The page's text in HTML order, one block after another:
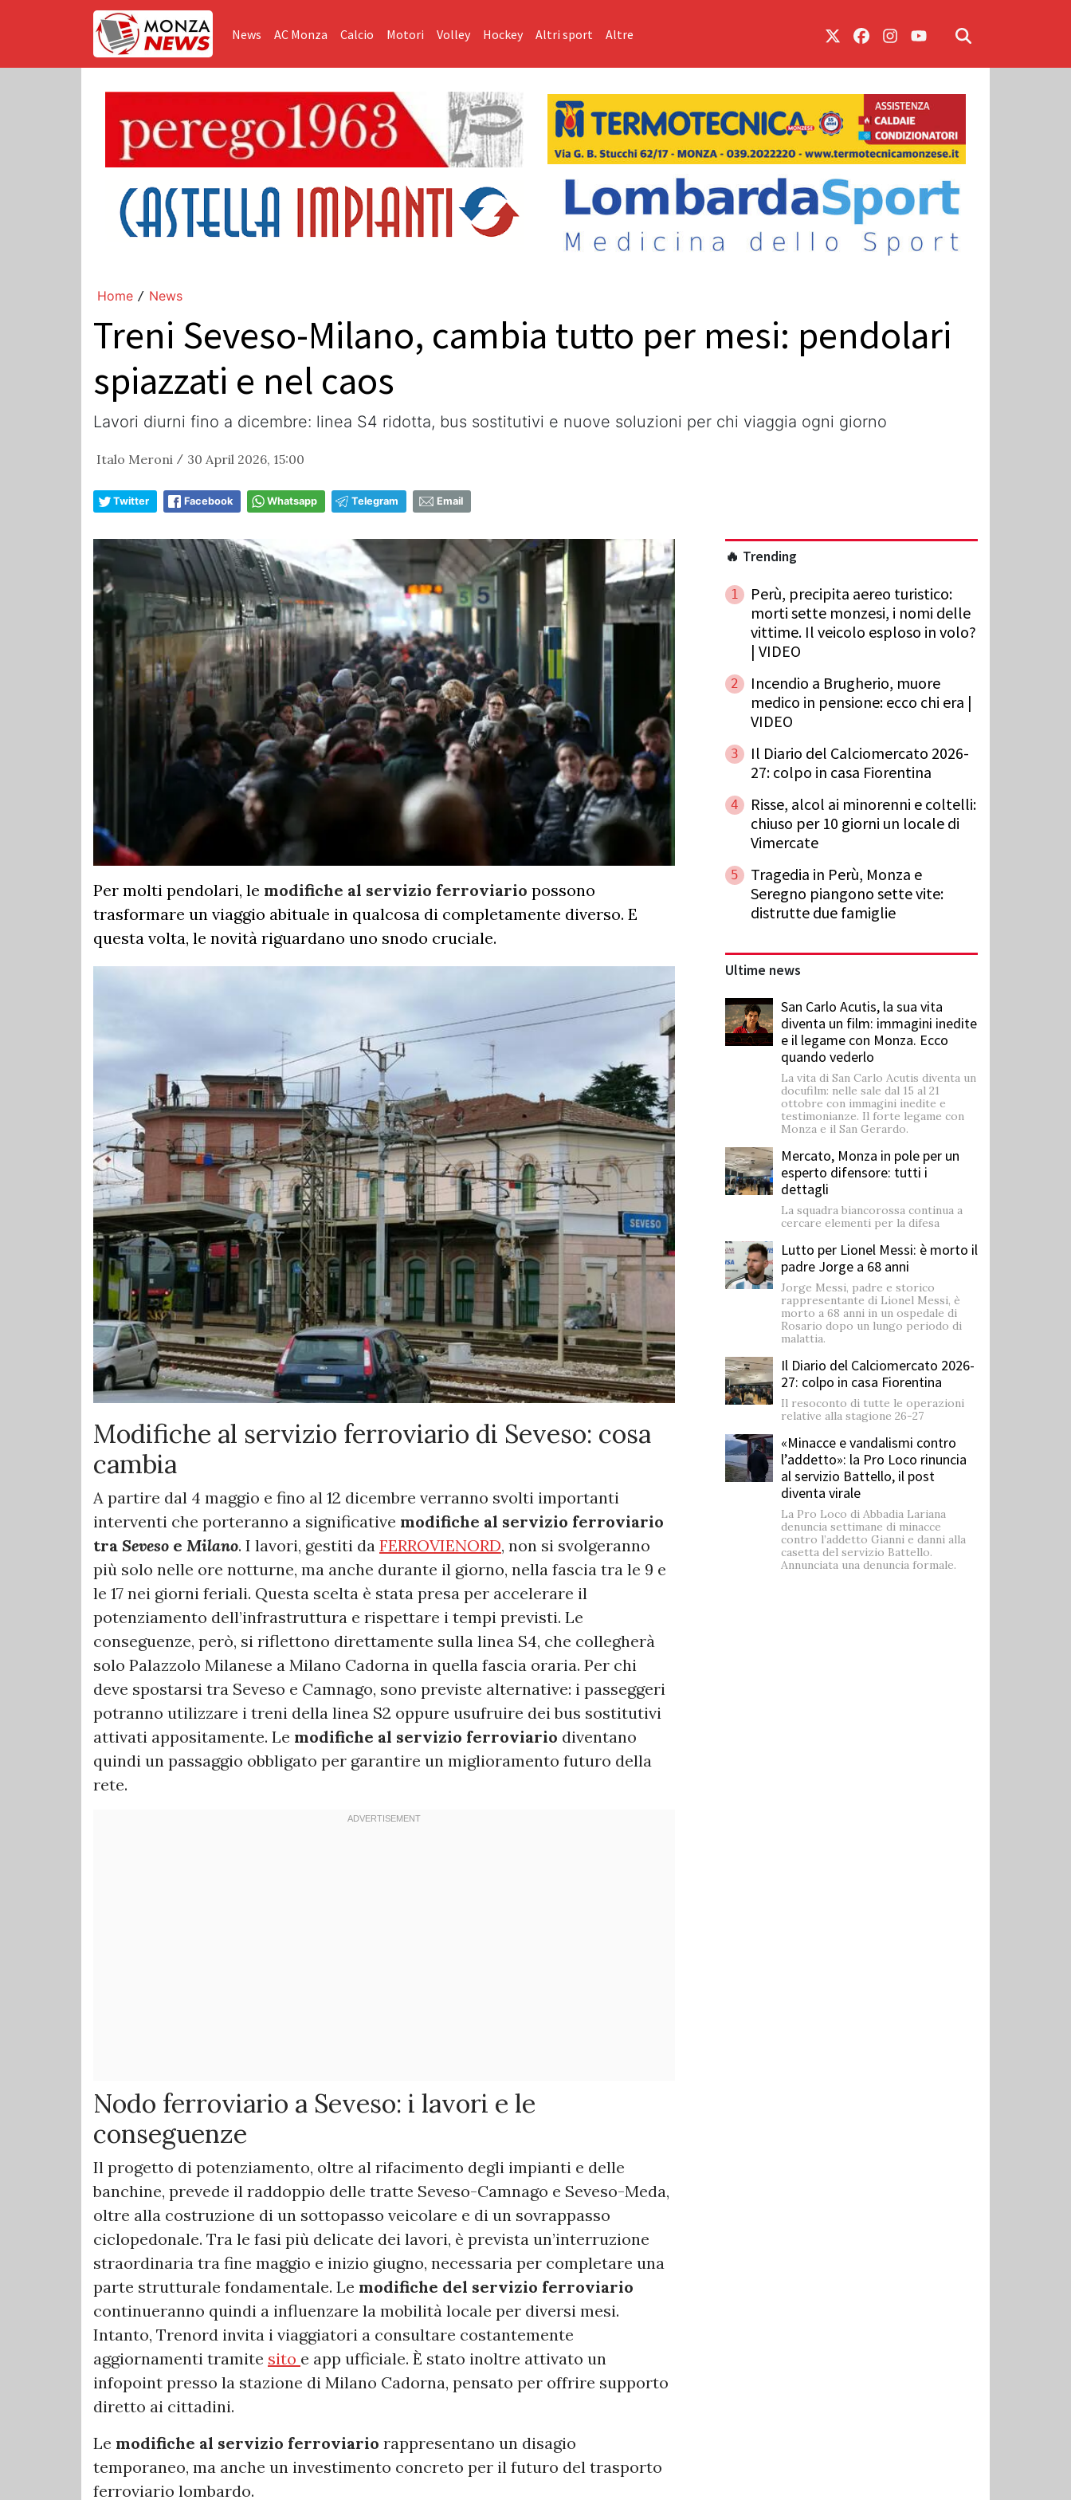
News AC Monza Calcio Motori Volley Hockey Altri sport Altre
Home / News
Treni Seveso-Milano, cambia tutto per mesi: pendolari
spiazzati e nel caos
Lavori diurni fino a dicembre: linea S4 ridotta, bus sostitutivi e nuove soluzioni per chi viaggia ogni giorno
Italo Meroni / 30 April 2026, 15:00
Twitter Facebook Whatsapp Telegram Email
Per molti pendolari, le modifiche al servizio ferroviario possono
trasformare un viaggio abituale in qualcosa di completamente diverso. E
questa volta, le novità riguardano uno snodo cruciale.
Modifiche al servizio ferroviario di Seveso: cosa
cambia
A partire dal 4 maggio e fino al 12 dicembre verranno svolti importanti
interventi che porteranno a significative modifiche al servizio ferroviario
tra Seveso e Milano. I lavori, gestiti da FERROVIENORD, non si svolgeranno
più solo nelle ore notturne, ma anche durante il giorno, nella fascia tra le 9 e
le 17 nei giorni feriali. Questa scelta è stata presa per accelerare il
potenziamento dell’infrastruttura e rispettare i tempi previsti. Le
conseguenze, però, si riflettono direttamente sulla linea S4, che collegherà
solo Palazzolo Milanese a Milano Cadorna in quella fascia oraria. Per chi
deve spostarsi tra Seveso e Camnago, sono previste alternative: i passeggeri
potranno utilizzare i treni della linea S2 oppure usufruire dei bus sostitutivi
attivati appositamente. Le modifiche al servizio ferroviario diventano
quindi un passaggio obbligato per garantire un miglioramento futuro della
rete.
Nodo ferroviario a Seveso: i lavori e le
conseguenze
Il progetto di potenziamento, oltre al rifacimento degli impianti e delle
banchine, prevede il raddoppio delle tratte Seveso-Camnago e Seveso-Meda,
oltre alla costruzione di un sottopasso veicolare e di un sovrappasso
ciclopedonale. Tra le fasi più delicate dei lavori, è prevista un’interruzione
straordinaria tra fine maggio e inizio giugno, necessaria per completare una
parte strutturale fondamentale. Le modifiche del servizio ferroviario
continueranno quindi a influenzare la mobilità locale per diversi mesi.
Intanto, Trenord invita i viaggiatori a consultare costantemente
aggiornamenti tramite sito e app ufficiale. È stato inoltre attivato un
infopoint presso la stazione di Milano Cadorna, pensato per offrire supporto
diretto ai cittadini.
Le modifiche al servizio ferroviario rappresentano un disagio
temporaneo, ma anche un investimento concreto per il futuro del trasporto
ferroviario lombardo.
🔥 Trending
1
Perù, precipita aereo turistico:
morti sette monzesi, i nomi delle
vittime. Il veicolo esploso in volo?
| VIDEO
2
Incendio a Brugherio, muore
medico in pensione: ecco chi era |
VIDEO
3
Il Diario del Calciomercato 2026-
27: colpo in casa Fiorentina
4
Risse, alcol ai minorenni e coltelli:
chiuso per 10 giorni un locale di
Vimercate
5
Tragedia in Perù, Monza e
Seregno piangono sette vite:
distrutte due famiglie
Ultime news
San Carlo Acutis, la sua vita
diventa un film: immagini inedite
e il legame con Monza. Ecco
quando vederlo
La vita di San Carlo Acutis diventa un
docufilm: nelle sale dal 15 al 21
ottobre con immagini inedite e
testimonianze. Il forte legame con
Monza e il San Gerardo.
Mercato, Monza in pole per un
esperto difensore: tutti i
dettagli
La squadra biancorossa continua a
cercare elementi per la difesa
Lutto per Lionel Messi: è morto il
padre Jorge a 68 anni
Jorge Messi, padre e storico
rappresentante di Lionel Messi, è
morto a 68 anni in un ospedale di
Rosario dopo un lungo periodo di
malattia.
Il Diario del Calciomercato 2026-
27: colpo in casa Fiorentina
Il resoconto di tutte le operazioni
relative alla stagione 26-27
«Minacce e vandalismi contro
l’addetto»: la Pro Loco rinuncia
al servizio Battello, il post
diventa virale
La Pro Loco di Abbadia Lariana
denuncia settimane di minacce
contro l’addetto Gianni e danni alla
casetta del servizio Battello.
Annunciata una denuncia formale.